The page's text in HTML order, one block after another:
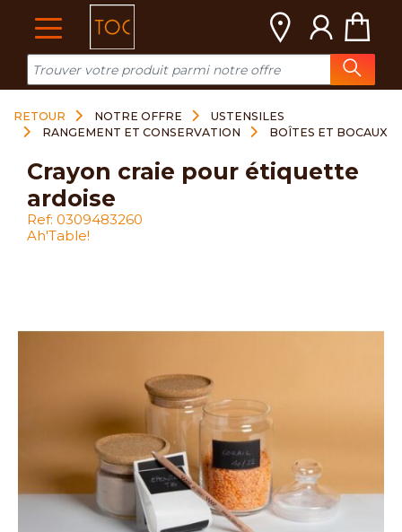
RETOUR NOTRE OFFRE
USTENSILES
RANGEMENT ET CONSERVATION
BOÎTES ET BOCAUX
crayon craie pour étiquette
ardoise
Ref: 0309483260
Ah'Table!
Cookies management panel